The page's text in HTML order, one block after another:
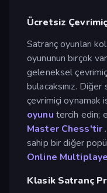
Ücretsiz
Satranç oyunları
oyununun birçok
geleneksel
bulacaksınız. Diğer
çevrimiçi oynamak
oyunu tercih edin;
Master Chess'tir
sahip bir diğer
Online
Klasik Satranç